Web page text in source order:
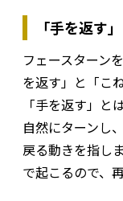
「手を返す
フェースターン
を返す」と「こ
「手を返す」
自然にターンし
戻る動きを指し
で起こるので、